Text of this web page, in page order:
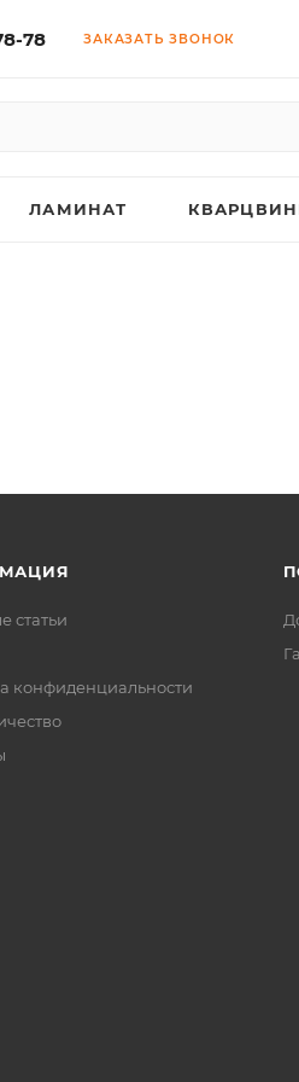
78 ЗАКАЗАТЬ ЗВОНОК
ЛАМИНАТ
статьи
конфиденциальности